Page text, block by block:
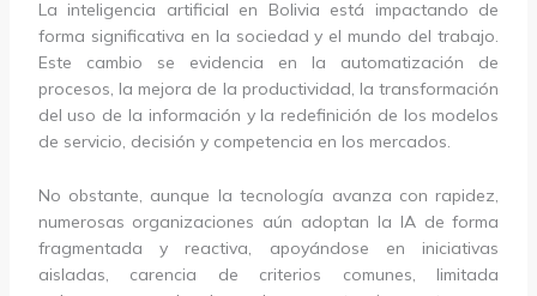
La inteligencia artificial en Bolivia está impactando de
forma significativa en la sociedad y el mundo del trabajo.
Este cambio se evidencia en la automatización de
procesos, la mejora de la productividad, la transformación
del uso de la información y la redefinición de los modelos
de servicio, decisión y competencia en los mercados.
No obstante, aunque la tecnología avanza con rapidez,
numerosas organizaciones aún adoptan la IA de forma
fragmentada y reactiva, apoyándose en iniciativas
aisladas, carencia de criterios comunes, limitada